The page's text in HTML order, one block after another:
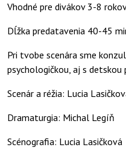
Vhodné pre divákov 3-8
Dĺžka predatavenia 40-45
Pri tvobe scenára sme
psychologičkou, aj s detskou
Scenár a réžia: Lucia
Dramaturgia: Michal Legíň
Scénografia: Lucia Lasičková